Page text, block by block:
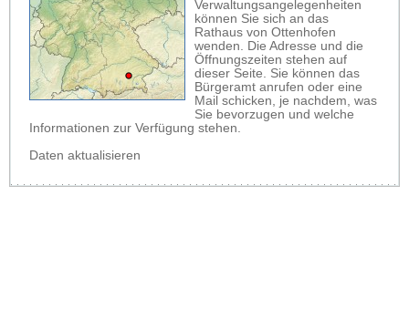
Verwaltungsangelegenheiten
können Sie sich an das
Rathaus von Ottenhofen
wenden. Die Adresse und die
Öffnungszeiten stehen auf
dieser Seite. Sie können das
Bürgeramt anrufen oder eine
Mail schicken, je nachdem, was
Sie bevorzugen und welche
Informationen zur Verfügung stehen.
Daten aktualisieren